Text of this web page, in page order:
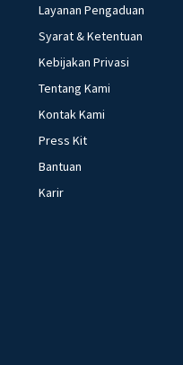
Layanan Pengaduan
Syarat & Ketentuan
Kebijakan Privasi
Tentang Kami
Kontak Kami
Press Kit
Bantuan
Karir